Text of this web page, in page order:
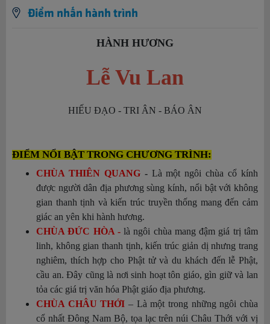
Điểm nhấn hành trình
HÀNH HƯƠNG
Lễ Vu Lan
HIẾU ĐẠO - TRI ÂN - BÁO ÂN
ĐIỂM NỔI BẬT TRONG CHƯƠNG TRÌNH:
CHÙA THIÊN QUANG - Là một ngôi chùa cổ kính
được người dân địa phương sùng kính, nổi bật với không
gian thanh tịnh và kiến trúc truyền thống mang đến cảm
giác an yên khi hành hương.
CHÙA ĐỨC HÒA -là ngôi chùa mang đậm giá trị tâm
linh, không gian thanh tịnh, kiến trúc giản dị nhưng trang
nghiêm, thích hợp cho Phật tử và du khách đến lễ Phật,
cầu an. Đây cũng là nơi sinh hoạt tôn giáo, gìn giữ và lan
tỏa các giá trị văn hóa Phật giáo địa phương.
CHÙA CHÂU THỚI – Là một trong những ngôi chùa
cổ nhất Đông Nam Bộ, tọa lạc trên núi Châu Thới với vị